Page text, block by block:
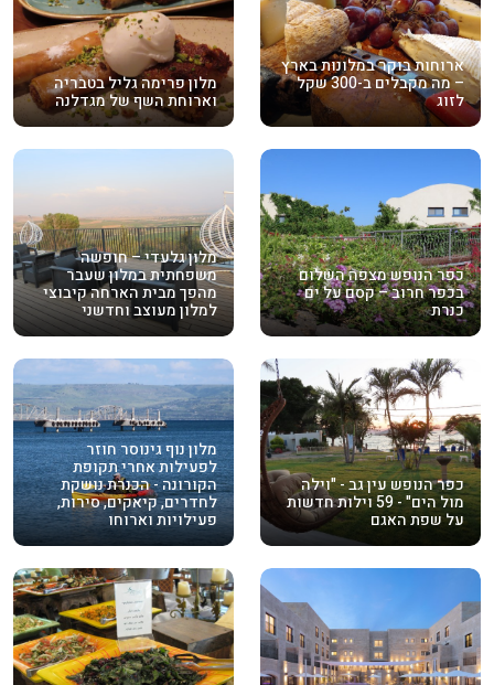
ארוחות בוקר במלונות בארץ
– מה מקבלים ב-300 שקל
לזוג
מלון פרימה גליל בטבריה
וארוחת השף של מגדלנה
כפר הנופש מצפה השלום
בכפר חרוב – קסם על ים
כנרת
מלון גלעדי – חופשה
משפחתית במלון שעבר
מהפך מבית הארחה קיבוצי
למלון מעוצב וחדשני
כפר הנופש עין גב - "וילה
מול הים" - 59 וילות חדשות
על שפת האגם
מלון נוף גינוסר חוזר
לפעילות אחרי תקופת
הקורונה - הכנרת נושקת
לחדרים, קיאקים, סירות,
פעילויות וארוחו